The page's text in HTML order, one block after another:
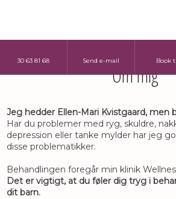
30 63 81 68​​ Send e-mail Book
Om mig​
Jeg hedder Ellen-Mari Kvistgaard, men
Har du problemer med ryg, skuldre,
depression eller tanke mylder har jeg
disse problematikker.
Behandlingen foregår min klinik
Det er vigtigt, at du føler dig tryg i
dit barn.